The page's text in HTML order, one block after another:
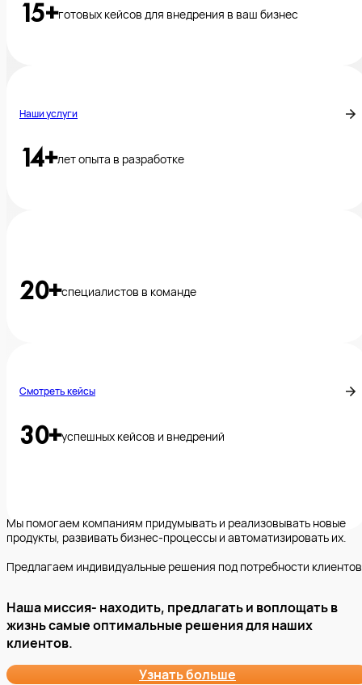
15+готовых кейсов для внедрения в ваш бизнес
Наши услуги
14+лет опыта в разработке
20+специалистов в команде
Смотреть кейсы
30+успешных кейсов и внедрений
Мы помогаем компаниям придумывать и реализовывать новые
продукты, развивать бизнес-процессы и автоматизировать их.
Предлагаем индивидуальные решения под потребности
Наша миссия- находить, предлагать и воплощать в
жизнь самые оптимальные решения для наших
клиентов.
Узнать больше